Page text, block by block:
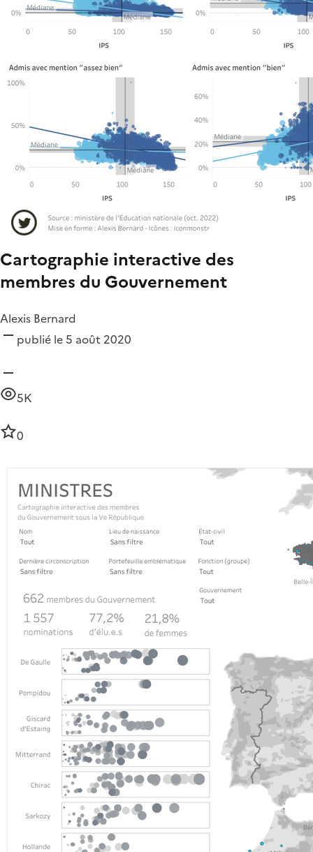
Cartographie interactive des
membres du Gouvernement
Alexis Bernard
publié le 5 août 2020
5K
0